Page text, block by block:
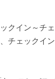
クイン～チ
チェックイ